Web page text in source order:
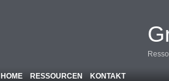
HOME RESSOURCEN KONTAKT